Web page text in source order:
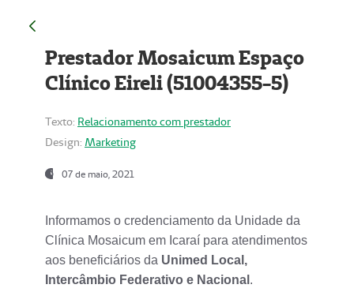
Prestador Mosaicum Espaço
Clínico Eireli (51004355-5)
Texto: Relacionamento com prestador
Design: Marketing
07 de maio, 2021
Informamos o credenciamento da Unidade da
Clínica Mosaicum em Icaraí para atendimentos
aos beneficiários da Unimed Local,
Intercâmbio Federativo e Nacional .